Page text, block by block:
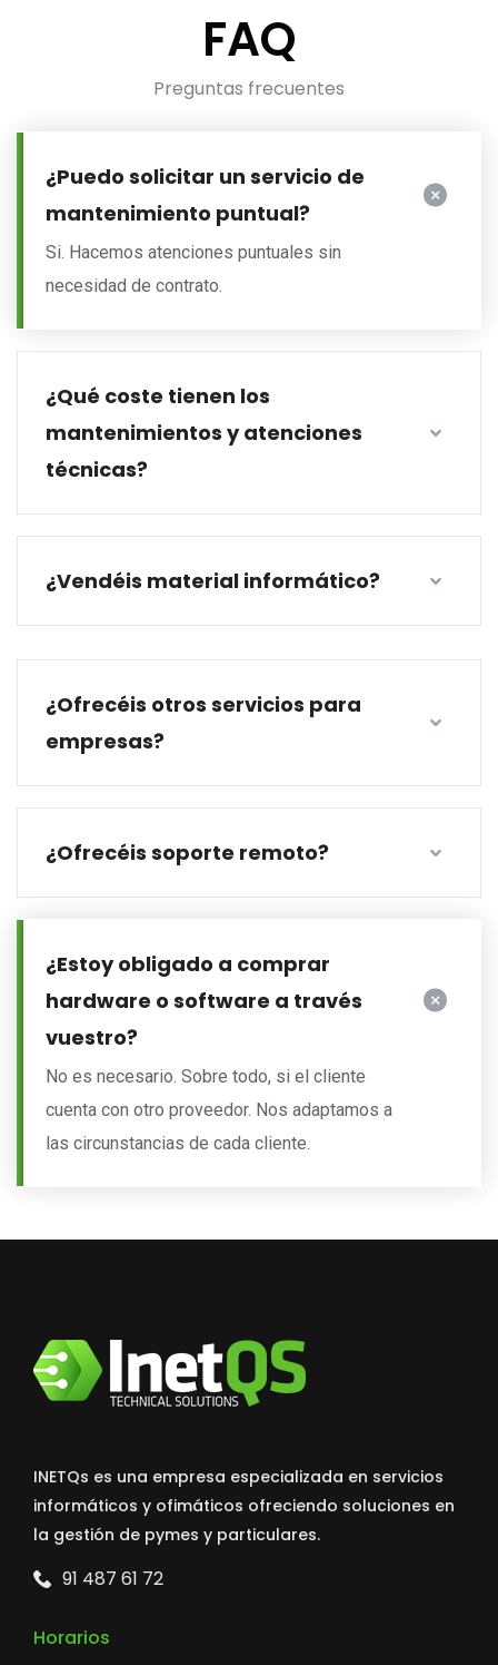
FAQ
Preguntas frecuentes
¿Puedo solicitar un servicio de
mantenimiento puntual?
Si. Hacemos atenciones puntuales sin
necesidad de contrato.
¿Qué coste tienen los
mantenimientos y atenciones
técnicas?
¿Vendéis material informático?
¿Ofrecéis otros servicios para
empresas?
¿Ofrecéis soporte remoto?
¿Estoy obligado a comprar
hardware o software a través
vuestro?
No es necesario. Sobre todo, si el cliente
cuenta con otro proveedor. Nos adaptamos a
las circunstancias de cada cliente.
INETQs es una empresa especializada en servicios
informáticos y ofimáticos ofreciendo soluciones en
la gestión de pymes y particulares.
91 487 61 72
Horarios